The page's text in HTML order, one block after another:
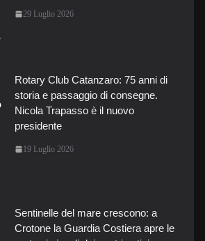
29 Luglio 2026
Rotary Club Catanzaro: 75 anni di
storia e passaggio di consegne.
Nicola Trapasso è il nuovo
presidente
19 Luglio 2026
Sentinelle del mare crescono: a
Crotone la Guardia Costiera apre le